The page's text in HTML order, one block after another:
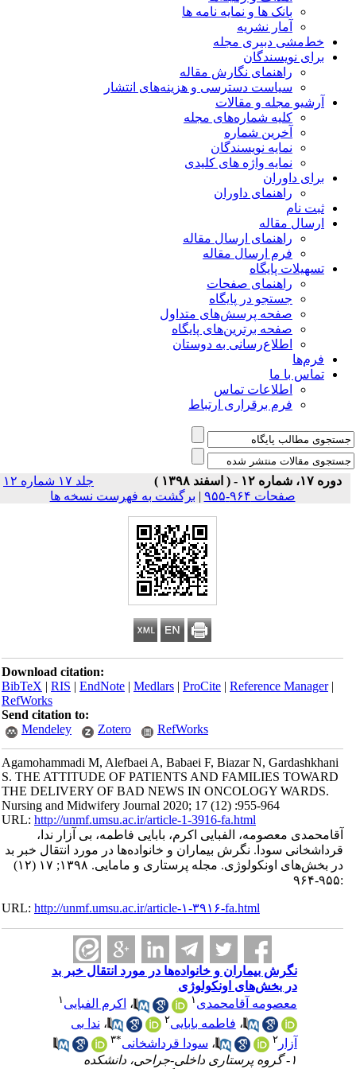
بانک ها و نمایه نامه ها
آمار نشریه
خط‌مشی دبیری مجله
برای نویسندگان
راهنمای نگارش مقاله
سیاست دسترسی و هزینه‌های انتشار
آرشیو مجله و مقالات
کلیه شماره‌های مجله
آخرین شماره
نمایه نویسندگان
نمایه واژه های کلیدی
برای داوران
راهنمای داوران
ثبت نام
ارسال مقاله
راهنمای ارسال مقاله
فرم ارسال مقاله
تسهیلات پایگاه
راهنمای صفحات
جستجو در پایگاه
صفحه پرسش‌های متداول
صفحه برترین‌های پایگاه
اطلاع‌رسانی به دوستان
فرم‌ها
تماس با ما
اطلاعات تماس
فرم برقراری ارتباط
دوره ۱۷، شماره ۱۲ - ( اسفند ۱۳۹۸ )
جلد ۱۷ شماره ۱۲
صفحات ۹۶۴-۹۵۵
|برگشت به فهرست نسخه ها
Download citation:
BibTeX|RIS|EndNote|Medlars|ProCite|Reference Manager
RefWorks
Send citation to:
Mendeley
Zotero RefWorks
Agamohammadi M, Alefbaei A, Babaei F, Biazar N, Gardashkhani
S. THE ATTITUDE OF PATIENTS AND FAMILIES TOWARD
THE DELIVERY OF BAD NEWS IN ONCOLOGY WARDS.
Nursing and Midwifery Journal 2020; 17 (12) :955-964
URL:http://unmf.umsu.ac.ir/article-1-3916-fa.html
آقامحمدی معصومه، الفبایی اکرم، بابایی فاطمه، بی آزار ندا،
قرداشخانی سودا. نگرش بیماران و خانواده‌ها در مورد انتقال خبر بد
در بخش‌های اونکولوژی. مجله پرستاری و مامایی. ۱۳۹۸; ۱۷ (۱۲)
URL:http://unmf.umsu.ac.ir/article-۱-۳۹۱۶-fa.html
نگرش بیماران و خانواده‌ها در مورد انتقال خبر بد
در بخش‌های اونکولوژی
معصومه آقامحمدی۱ ،اکرم الفبایی
،فاطمه بابایی ،ندا بی
آزار ۲ ،سودا قرداشخانی ۳
۱- گروه پرستاری داخلی-جراحی، دانشکده